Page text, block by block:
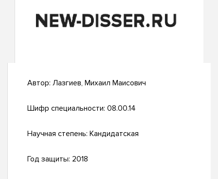
Автор: Лазгиев, Михаил Маисович
Шифр специальности: 08.00.14
Научная степень: Кандидатская
Год защиты: 2018